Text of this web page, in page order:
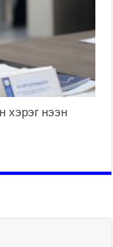
хэрэг нээн